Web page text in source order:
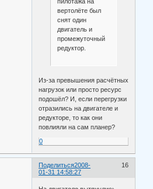
вертолёте был
снят один
двигатель и
промежуточный
редуктор.
Из-за превышения расчётных
нагрузок или просто ресурс
подошёл? И, если перегрузки
отразились на двигателе и
редукторе, то как они
повлияли на сам планер?
0
Поделиться 16
2008-
01-31 14:58:27